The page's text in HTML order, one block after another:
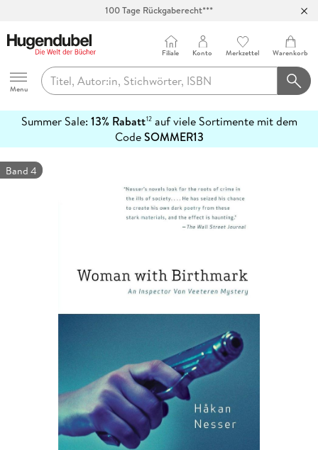
Hugendubel
Menu
Filiale Konto Merkzettel Warenkorb
Summer Sale: 13% Rabatt12auf viele Sortimente mit dem
CodeSOMMER13
erfahren
Band 4